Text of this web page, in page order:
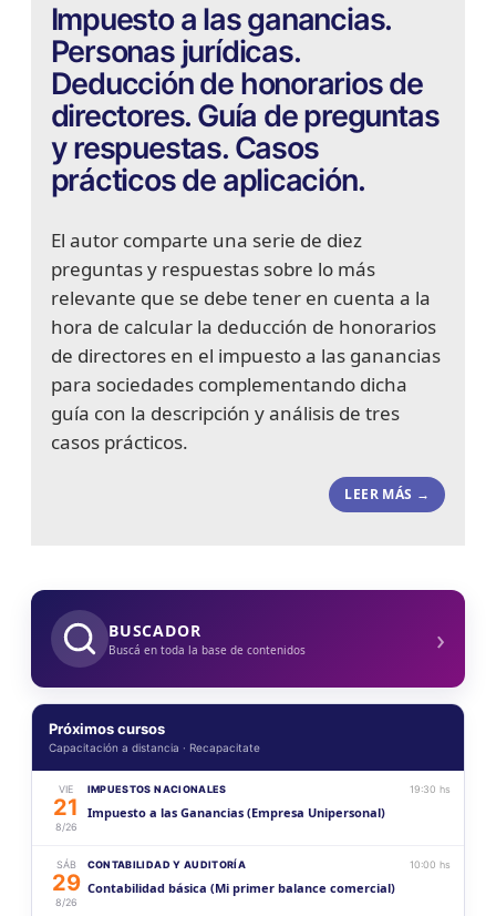
Impuesto a las ganancias.
Personas jurídicas.
Deducción de honorarios de
directores. Guía de preguntas
y respuestas. Casos
prácticos de aplicación.
El autor comparte una serie de diez
preguntas y respuestas sobre lo más
relevante que se debe tener en cuenta a la
hora de calcular la deducción de honorarios
de directores en el impuesto a las ganancias
para sociedades complementando dicha
guía con la descripción y análisis de tres
casos prácticos.
LEER MÁS →
BUSCADOR
Buscá en toda la base de contenidos ›
Próximos cursos
Capacitación a distancia · Recapacitate
VIE
21
8/26
IMPUESTOS NACIONALES 19:30 hs
Impuesto a las Ganancias (Empresa Unipersonal)
SÁB
29
8/26
CONTABILIDAD Y AUDITORÍA 10:00 hs
Contabilidad básica (Mi primer balance comercial)